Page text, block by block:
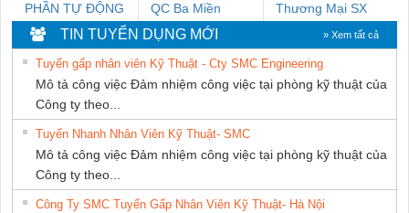
PHẦN TỰ ĐỘNG
TIẾN HƯNG
QC Ba Miền
Thương Mại SX
TIN TUYỂN DỤNG MỚI » Xem tất cả
Tuyển gấp nhân viên Kỹ Thuật - Cty SMC Engineering
Mô tả công việc Đảm nhiệm công việc tại phòng kỹ thuật của
Công ty theo...
Tuyển Nhanh Nhân Viên Kỹ Thuật- SMC
Mô tả công việc Đảm nhiệm công việc tại phòng kỹ thuật của
Công ty theo...
Công Ty SMC Tuyển Gấp Nhân Viên Kỹ Thuật- Hà Nội